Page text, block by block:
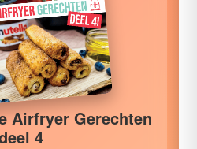
Airfryer Gerechten
4